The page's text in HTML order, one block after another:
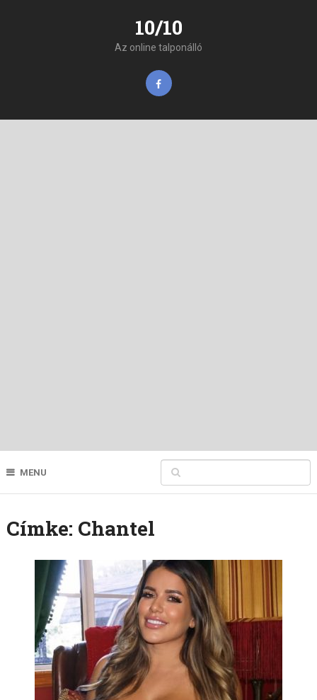
10/10
Az online talponálló
MENU
Címke: Chantel